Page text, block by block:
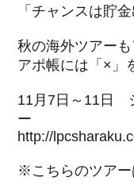
「チャンスは貯
秋の海外ツアー
アポ帳には「×」
11月7日～11日
ー
http://
※こちらのツアー